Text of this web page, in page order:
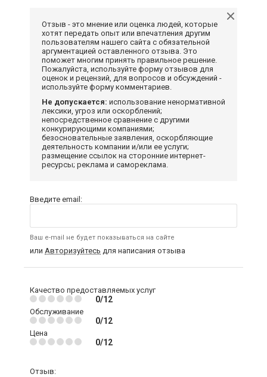
Отзыв - это мнение или оценка людей, которые
хотят передать опыт или впечатления другим
пользователям нашего сайта с обязательной
аргументацией оставленного отзыва. Это
поможет многим принять правильное решение.
Пожалуйста, используйте форму отзывов для
оценок и рецензий, для вопросов и обсуждений -
используйте форму комментариев.
Не допускается: использование ненормативной
лексики, угроз или оскорблений;
непосредственное сравнение с другими
конкурирующими компаниями;
безосновательные заявления, оскорбляющие
деятельность компании и/или ее услуги;
размещение ссылок на сторонние интернет-
ресурсы; реклама и самореклама.
Введите email:
Ваш e-mail не будет показываться на сайте
или Авторизуйтесь для написания отзыва
Качество предоставляемых услуг
0/12
Обслуживание
0/12
Цена
0/12
Отзыв: